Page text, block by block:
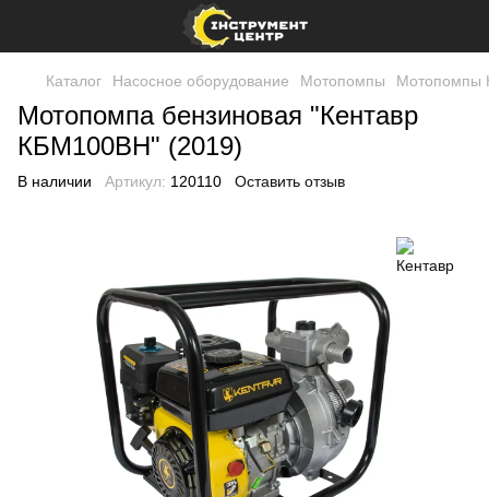
Каталог Насосное оборудование Мотопомпы Мотопомпы
Мотопомпа бензиновая "Кентавр
КБМ100ВН" (2019)
В наличии Артикул: 120110 Оставить отзыв